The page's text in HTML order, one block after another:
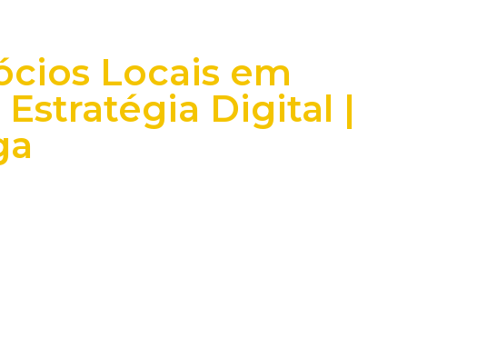
Locais em
Estratégia Digital |